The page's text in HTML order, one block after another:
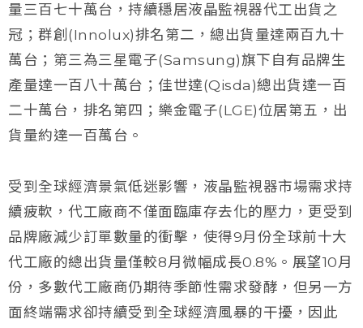
量三百七十萬台，持續穩居液晶監視器代工出貨之
冠；群創(Innolux)排名第二，總出貨量達兩百九十
萬台；第三為三星電子(Samsung)旗下自有品牌生
產量達一百八十萬台；佳世達(Qisda)總出貨達一百
二十萬台，排名第四；樂金電子(LGE)位居第五，出
貨量約達一百萬台。
受到全球經濟景氣低迷影響，液晶監視器市場需求持
續疲軟，代工廠商不僅面臨庫存去化的壓力，更受到
品牌廠減少訂單數量的衝擊，使得9月份全球前十大
代工廠的總出貨量僅較8月微幅成長0.8%。展望10月
份，多數代工廠商仍期待季節性需求發酵，但另一方
面終端需求卻持續受到全球經濟風暴的干擾，因此